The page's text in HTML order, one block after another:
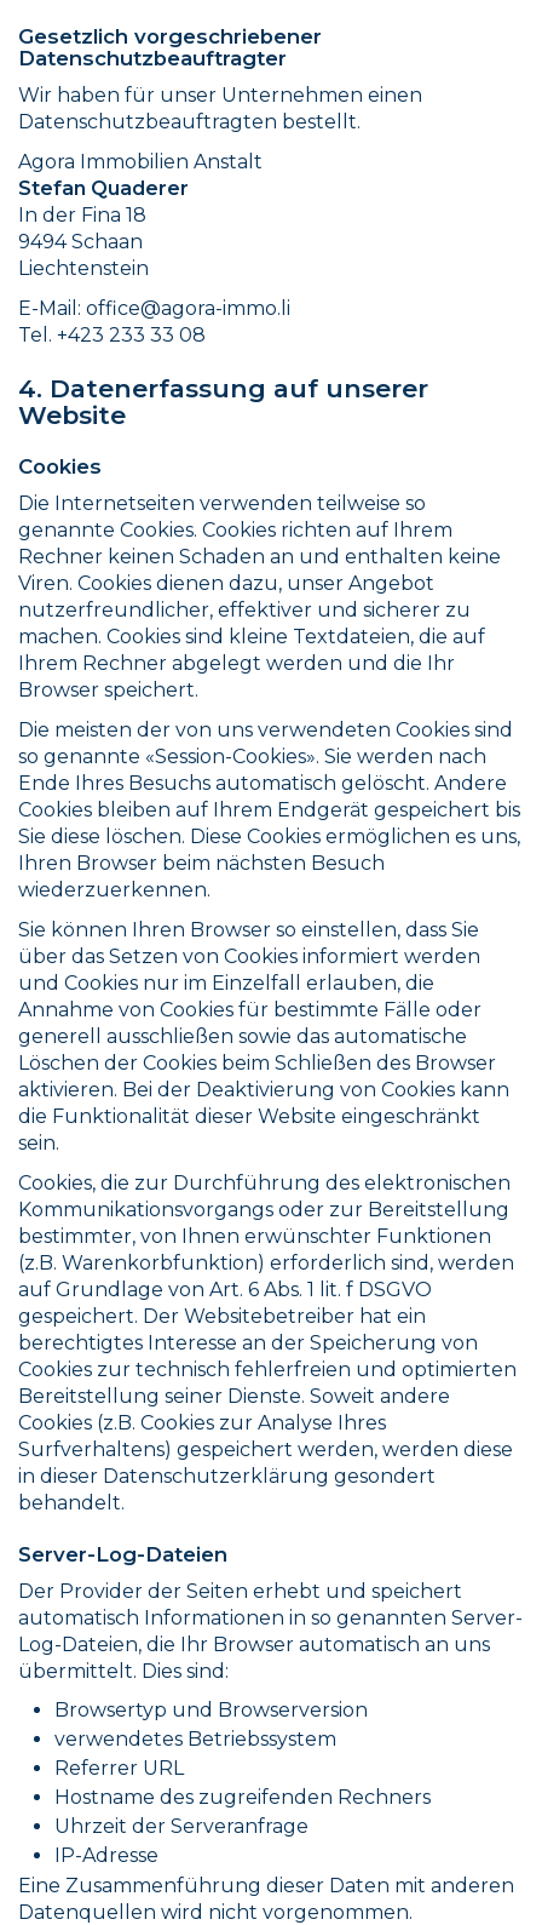
Gesetzlich vorgeschriebener
Datenschutzbeauftragter
Wir haben für unser Unternehmen einen
Datenschutzbeauftragten bestellt.
Agora Immobilien Anstalt
Stefan Quaderer
In der Fina 18
9494 Schaan
Liechtenstein
E-Mail: office@agora-immo.li
Tel. +423 233 33 08
4. Datenerfassung auf unserer
Website
Cookies
Die Internetseiten verwenden teilweise so
genannte Cookies. Cookies richten auf Ihrem
Rechner keinen Schaden an und enthalten keine
Viren. Cookies dienen dazu, unser Angebot
nutzerfreundlicher, effektiver und sicherer zu
machen. Cookies sind kleine Textdateien, die auf
Ihrem Rechner abgelegt werden und die Ihr
Browser speichert.
Die meisten der von uns verwendeten Cookies sind
so genannte «Session-Cookies». Sie werden nach
Ende Ihres Besuchs automatisch gelöscht. Andere
Cookies bleiben auf Ihrem Endgerät gespeichert bis
Sie diese löschen. Diese Cookies ermöglichen es uns,
Ihren Browser beim nächsten Besuch
wiederzuerkennen.
Sie können Ihren Browser so einstellen, dass Sie
über das Setzen von Cookies informiert werden
und Cookies nur im Einzelfall erlauben, die
Annahme von Cookies für bestimmte Fälle oder
generell ausschließen sowie das automatische
Löschen der Cookies beim Schließen des Browser
aktivieren. Bei der Deaktivierung von Cookies kann
die Funktionalität dieser Website eingeschränkt
sein.
Cookies, die zur Durchführung des elektronischen
Kommunikationsvorgangs oder zur Bereitstellung
bestimmter, von Ihnen erwünschter Funktionen
(z.B. Warenkorbfunktion) erforderlich sind, werden
auf Grundlage von Art. 6 Abs. 1 lit. f DSGVO
gespeichert. Der Websitebetreiber hat ein
berechtigtes Interesse an der Speicherung von
Cookies zur technisch fehlerfreien und optimierten
Bereitstellung seiner Dienste. Soweit andere
Cookies (z.B. Cookies zur Analyse Ihres
Surfverhaltens) gespeichert werden, werden diese
in dieser Datenschutzerklärung gesondert
behandelt.
Server-Log-Dateien
Der Provider der Seiten erhebt und speichert
automatisch Informationen in so genannten Server-
Log-Dateien, die Ihr Browser automatisch an uns
übermittelt. Dies sind:
Browsertyp und Browserversion
verwendetes Betriebssystem
Referrer URL
Hostname des zugreifenden Rechners
Uhrzeit der Serveranfrage
IP-Adresse
Eine Zusammenführung dieser Daten mit anderen
Datenquellen wird nicht vorgenommen.